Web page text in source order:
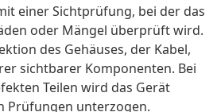
einer Sichtprüfung, bei der das
oder Mängel überprüft wird.
des Gehäuses, der Kabel,
sichtbarer Komponenten. Bei
Teilen wird das Gerät
Prüfungen unterzogen.